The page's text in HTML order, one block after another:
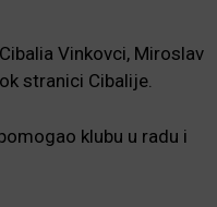
Vinkovci, Miroslav
stranici Cibalije.
klubu u radu i